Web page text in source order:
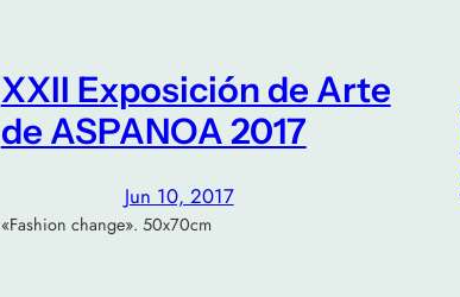
XXII Exposición de Arte
de ASPANOA 2017
Jun 10, 2017
«Fashion change». 50x70cm